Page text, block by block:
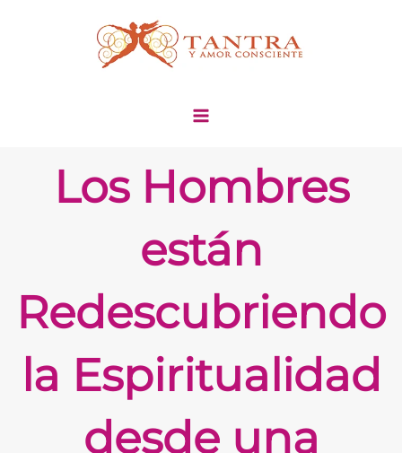
Los Hombres
están
Redescubriendo
la Espiritualidad
desde una